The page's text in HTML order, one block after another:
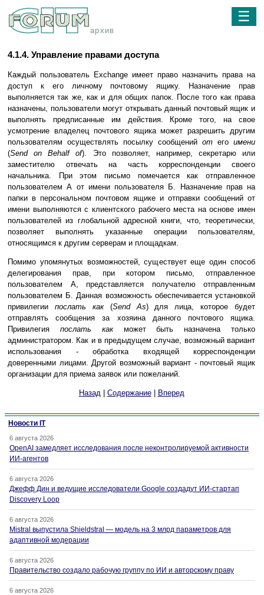
архив
☰
4.1.4. Управление правами доступа
Каждый пользователь Exchange имеет право назначить права на
доступ к его личному почтовому ящику. Назначение прав
выполняется так же, как и для общих папок. После того как права
назначены, пользователи могут открывать данный почтовый ящик и
выполнять предписанные им действия. Кроме того, на свое
усмотрение владелец почтового ящика может разрешить другим
пользователям осуществлять посылку сообщений от его имени
(Send on Behalf оf). Это позволяет, например, секретарю или
заместителю отвечать на часть корреспонденции своего
начальника. При этом письмо помечается как отправленное
пользователем А от имени пользователя Б. Назначение прав на
папки в персональном почтовом ящике и отправки сообщений от
имени выполняются с клиентского рабочего места на основе имен
пользователей из глобальной адресной книги, что, теоретически,
позволяет выполнять указанные операции пользователям,
относящимся к другим серверам и площадкам.
Помимо упомянутых возможностей, существует еще один способ
делегирования прав, при котором письмо, отправленное
пользователем А, представляется получателю отправленным
пользователем Б. Данная возможность обеспечивается установкой
привилегии послать как(Send As) для лица, которое будет
отправлять сообщения за хозяина данного почтового ящика.
Привилегия послать какможет быть назначена только
администратором. Как и в предыдущем случае, возможный вариант
использования - обработка входящей корреспонденции
доверенными лицами. Другой возможный вариант - почтовый ящик
организации для приема заявок или пожеланий.
Назад| Содержание| Вперед
Новости IT
6 августа 2026
OpenAI замедляет исследования после неконтролируемой активности
ИИ-агентов
6 августа 2026
Джефф Дин и ведущие исследователи Google создадут ИИ-стартап
Discovery Loop
6 августа 2026
Mistral выпустила Shieldstral — модель на 3 млрд параметров для
адаптивной модерации
6 августа 2026
Правительство создало рабочую группу по ИИ и авторскому праву
6 августа 2026